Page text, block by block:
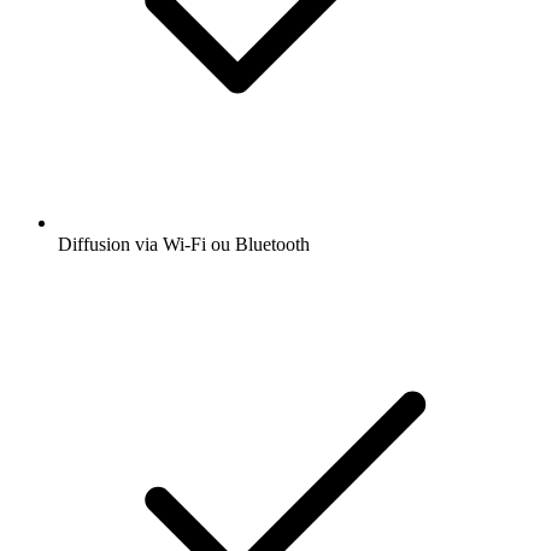
Diffusion via Wi-Fi ou Bluetooth